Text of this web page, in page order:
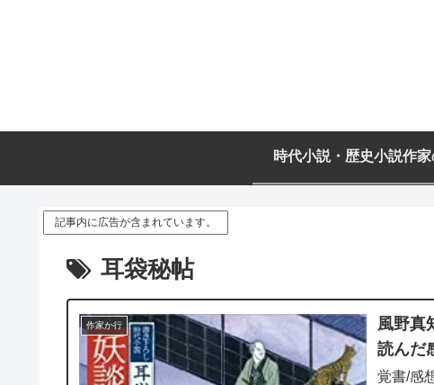
時代小説・歴史小説作
記事内に広告が含まれています。
耳袋秘帖
作家か行
風野真
読んだ
覚書/感